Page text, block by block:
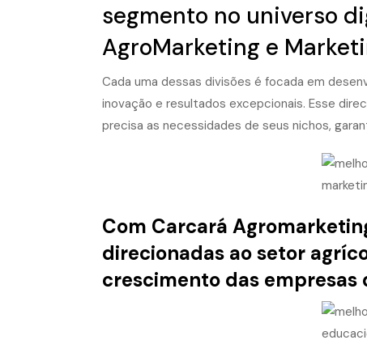
segmento no universo
AgroMarketing e
Cada uma dessas divisões é focada em
inovação e resultados excepcionais. Esse
precisa as necessidades de seus nichos,
Com Carcará
direcionadas ao setor
crescimento das empresas